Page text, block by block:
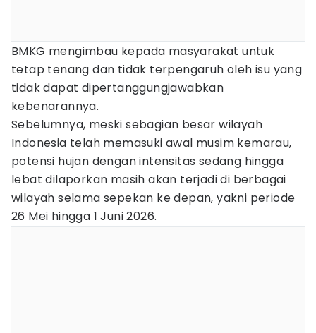
BMKG mengimbau kepada masyarakat untuk
tetap tenang dan tidak terpengaruh oleh isu yang
tidak dapat dipertanggungjawabkan
kebenarannya.
Sebelumnya, meski sebagian besar wilayah
Indonesia telah memasuki awal musim kemarau,
potensi hujan dengan intensitas sedang hingga
lebat dilaporkan masih akan terjadi di berbagai
wilayah selama sepekan ke depan, yakni periode
26 Mei hingga 1 Juni 2026.